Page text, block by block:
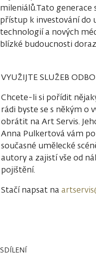
mileniálů.Tato generace
přístup k investování do
technologií a nových
blízké budoucnosti
VYUŽIJTE SLUŽEB
Chcete-li si pořídit
rádi byste se s někým o
obrátit na Art Servis.
Anna Pulkertová vám
současné umělecké
autory a zajistí vše od
pojištění.
Stačí napsat na
SDÍLENÍ